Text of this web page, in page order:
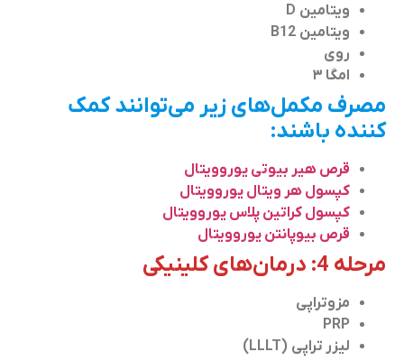
ویتامین D
ویتامین B12
روی
امگا ۳
مصرف مکمل‌های زیر می‌توانند کمک
کننده باشند:
قرص هیر بیوتی یوروویتال
کپسول هر ویتال یوروویتال
کپسول کراتین پلاس یوروویتال
قرص بیوپانتن یوروویتال
مرحله 4: درمان‌های کلینیکی
مزوتراپی
PRP
لیزر تراپی (LLLT)